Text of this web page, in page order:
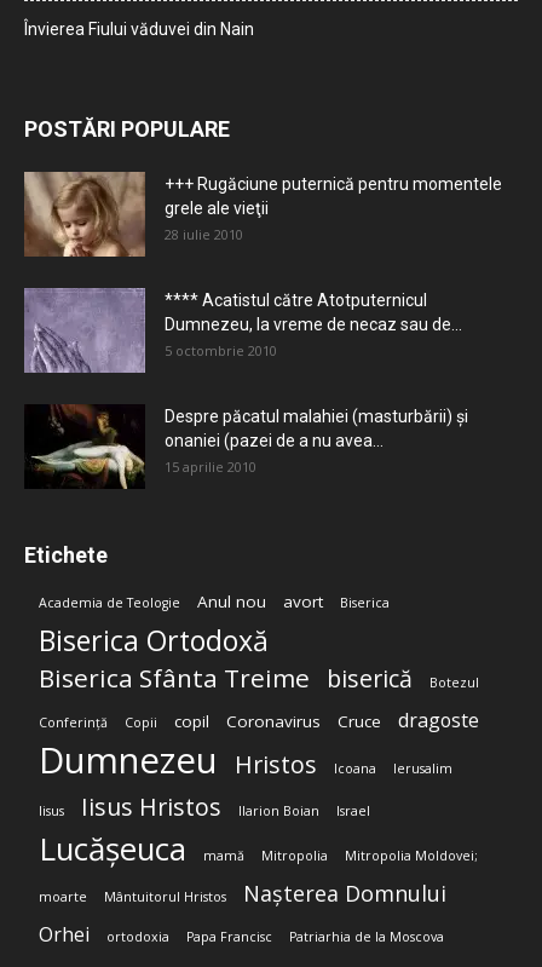
Învierea Fiului văduvei din Nain
POSTĂRI POPULARE
+++ Rugăciune puternică pentru momentele
grele ale vieţii
28 iulie 2010
**** Acatistul către Atotputernicul
Dumnezeu, la vreme de necaz sau de...
5 octombrie 2010
Despre păcatul malahiei (masturbării) şi
onaniei (pazei de a nu avea...
15 aprilie 2010
Etichete
Academia de Teologie Anul nou avort Biserica
Biserica Ortodoxă
Biserica Sfânta Treime biserică Botezul
Conferință Copii copil Coronavirus Cruce dragoste
Dumnezeu Hristos Icoana Ierusalim
Iisus Iisus Hristos Ilarion Boian Israel
Lucășeuca mamă Mitropolia Mitropolia Moldovei;
moarte Mântuitorul Hristos Nașterea Domnului
Orhei ortodoxia Papa Francisc Patriarhia de la Moscova